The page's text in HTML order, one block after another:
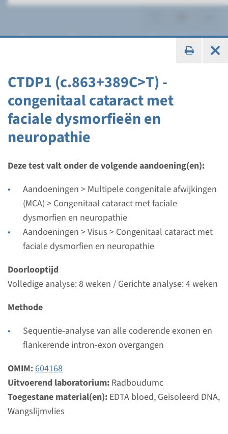
CTDP1 (c.863+389C>T) -
congenitaal cataract met
faciale dysmorfieën en
neuropathie
Deze test valt onder de volgende aandoening(en):
Aandoeningen > Multipele congenitale afwijkingen
(MCA) > Congenitaal cataract met faciale
dysmorfien en neuropathie
Aandoeningen > Visus > Congenitaal cataract met
faciale dysmorfien en neuropathie
Doorlooptijd
Volledige analyse: 8 weken / Gerichte analyse: 4 weken
Methode
Sequentie-analyse van alle coderende exonen en
flankerende intron-exon overgangen
OMIM:604168
Uitvoerend laboratorium: Radboudumc
Toegestane material(en): EDTA bloed, Geïsoleerd DNA,
Wangslijmvlies
Congenitaal cataract met
neuropathie
Gen
CTDP1 (c.863+389C>T) -
congenitaal cataract met
faciale dysmorfieën en
neuropathie
Doorlooptijd
weken
Uitvoerend laboratorium
Radboudumc
Bekijk
Toevoegen